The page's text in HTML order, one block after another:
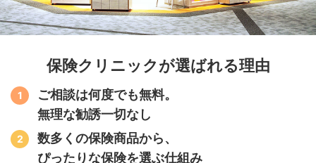
保険クリニックが選ばれる理由
ご相談は何度でも無料。
無理な勧誘一切なし
数多くの保険商品から、
ぴったりな保険を選ぶ仕組み